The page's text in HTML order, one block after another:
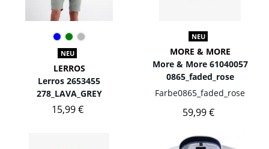
NEU
LERROS
Lerros 2653455
278_LAVA_GREY
15,99 €
NEU
MORE & MORE
More & More 61040057
0865_faded_rose
Farbe0865_faded_rose
59,99 €